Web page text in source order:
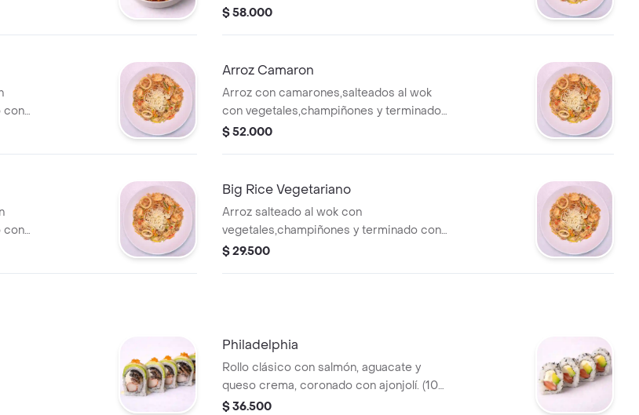
vegetales,champiñones y terminado con
$ 58.000
con
Arroz Camaron
Arroz con camarones,salteados al wok
con vegetales,champiñones y terminado
con wonton frito
$ 52.000
con
Big Rice Vegetariano
Arroz salteado al wok con
vegetales,champiñones y terminado con
wonton frito
$ 29.500
Philadelphia
Rollo clásico con salmón, aguacate y
queso crema, coronado con ajonjolí. (10
und)
$ 36.500